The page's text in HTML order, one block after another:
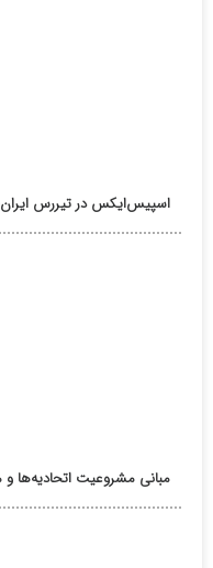
اسپیس‌ایکس در تیررس ایران؛
مبانی مشروعیت اتحادیه‌ها